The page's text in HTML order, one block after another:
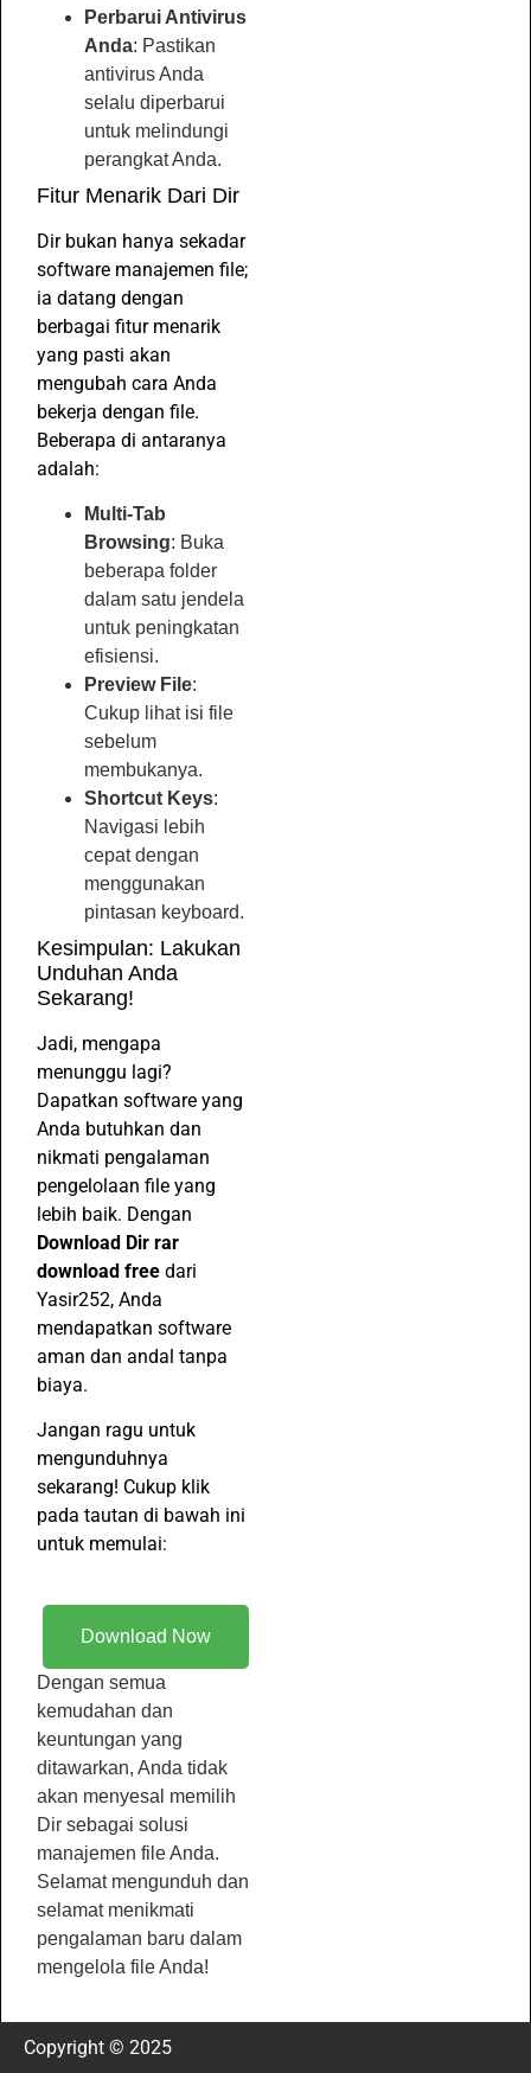
Perbarui Antivirus
Anda: Pastikan
antivirus Anda
selalu diperbarui
untuk melindungi
perangkat Anda.
Fitur Menarik Dari Dir
Dir bukan hanya sekadar
software manajemen file;
ia datang dengan
berbagai fitur menarik
yang pasti akan
mengubah cara Anda
bekerja dengan file.
Beberapa di antaranya
adalah:
Multi-Tab
Browsing: Buka
beberapa folder
dalam satu jendela
untuk peningkatan
efisiensi.
Preview File:
Cukup lihat isi file
sebelum
membukanya.
Shortcut Keys:
Navigasi lebih
cepat dengan
menggunakan
pintasan keyboard.
Kesimpulan: Lakukan
Unduhan Anda
Sekarang!
Jadi, mengapa
menunggu lagi?
Dapatkan software yang
Anda butuhkan dan
nikmati pengalaman
pengelolaan file yang
lebih baik. Dengan
Download Dir rar
download free dari
Yasir252, Anda
mendapatkan software
aman dan andal tanpa
biaya.
Jangan ragu untuk
mengunduhnya
sekarang! Cukup klik
pada tautan di bawah ini
untuk memulai:
Download Now
Dengan semua
kemudahan dan
keuntungan yang
ditawarkan, Anda tidak
akan menyesal memilih
Dir sebagai solusi
manajemen file Anda.
Selamat mengunduh dan
selamat menikmati
pengalaman baru dalam
mengelola file Anda!
Copyright © 2025